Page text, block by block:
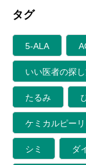
タグ
5-ALA
いい医者の探
たるみ
ケミカルピー
シミ ダ